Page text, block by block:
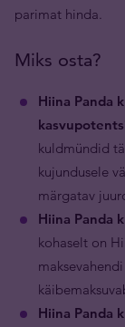
parimat hinda.
Miks osta?
Hiina Panda
kuldmündid
kujundusele
märgatav
Hiina Panda
kohaselt on
Hiina Panda